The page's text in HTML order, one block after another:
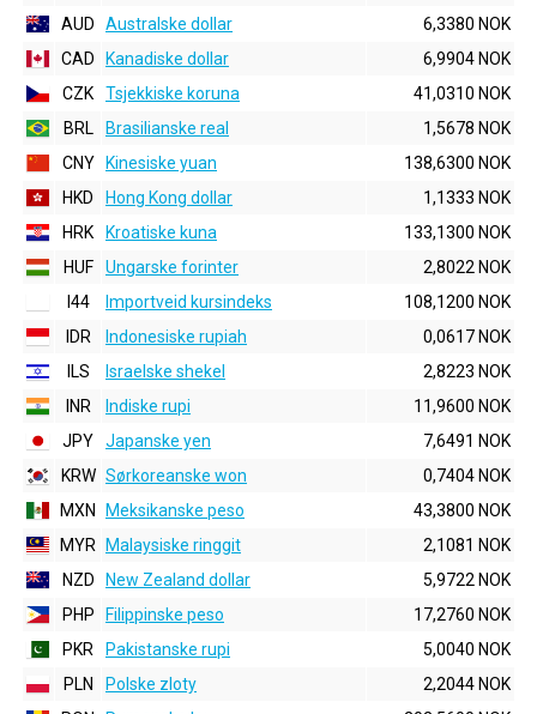
AUD
Australske dollar
6,3380 NOK
CAD
Kanadiske dollar
6,9904 NOK
CZK
Tsjekkiske koruna
41,0310 NOK
BRL
Brasilianske real
1,5678 NOK
CNY
Kinesiske yuan
138,6300 NOK
HKD
Hong Kong dollar
1,1333 NOK
HRK
Kroatiske kuna
133,1300 NOK
HUF
Ungarske forinter
2,8022 NOK
I44
Importveid kursindeks
108,1200 NOK
IDR
Indonesiske rupiah
0,0617 NOK
ILS
Israelske shekel
2,8223 NOK
INR
Indiske rupi
11,9600 NOK
JPY
Japanske yen
7,6491 NOK
KRW Sørkoreanske won
0,7404 NOK
MXN
Meksikanske peso
43,3800 NOK
MYR
Malaysiske ringgit
2,1081 NOK
NZD
New Zealand dollar
5,9722 NOK
PHP
Filippinske peso
17,2760 NOK
PKR
Pakistanske rupi
5,0040 NOK
PLN
Polske zloty
2,2044 NOK